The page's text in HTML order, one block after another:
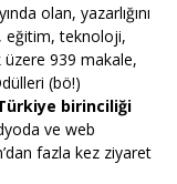
olan, yazarlığını
eğitim, teknoloji,
939 makale,
(bö!)
birinciliği
ve web
fazla kez ziyaret